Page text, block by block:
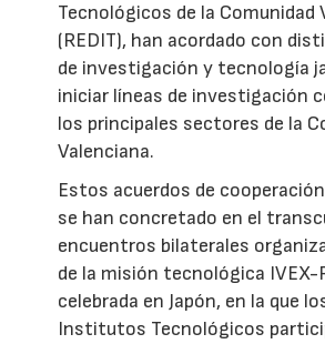
Tecnológicos de la Comunidad
(REDIT), han acordado con
de investigación y tecnología
iniciar líneas de investigación
los principales sectores de la
Valenciana.
Estos acuerdos de
se han concretado en el
encuentros bilaterales
de la misión tecnológica IVEX-
celebrada en Japón, en la que
Institutos Tecnológicos